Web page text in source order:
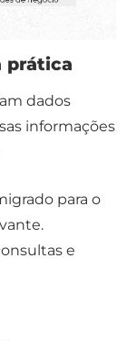
prática
dados
informações
para o
e